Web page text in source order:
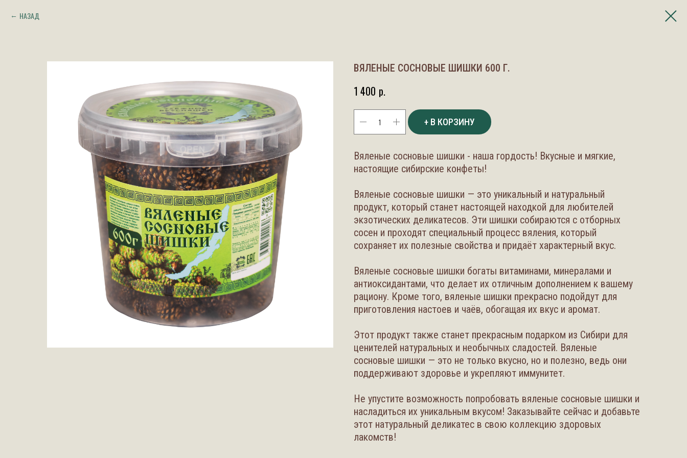
НАЗАД
ВЯЛЕНЫЕ СОСНОВЫЕ ШИШКИ 600 Г.
1 400 р.
+ В КОРЗИНУ
Вяленые сосновые шишки - наша гордость! Вкусные и мягкие,
настоящие сибирские конфеты!
Вяленые сосновые шишки — это уникальный и натуральный
продукт, который станет настоящей находкой для любителей
экзотических деликатесов. Эти шишки собираются с отборных
сосен и проходят специальный процесс вяления, который
сохраняет их полезные свойства и придаёт характерный вкус.
Вяленые сосновые шишки богаты витаминами, минералами и
антиоксидантами, что делает их отличным дополнением к вашему
рациону. Кроме того, вяленые шишки прекрасно подойдут для
приготовления настоев и чаёв, обогащая их вкус и аромат.
Этот продукт также станет прекрасным подарком из Сибири для
ценителей натуральных и необычных сладостей. Вяленые
сосновые шишки — это не только вкусно, но и полезно, ведь они
поддерживают здоровье и укрепляют иммунитет.
Не упустите возможность попробовать вяленые сосновые шишки и
насладиться их уникальным вкусом! Заказывайте сейчас и добавьте
этот натуральный деликатес в свою коллекцию здоровых
лакомств!